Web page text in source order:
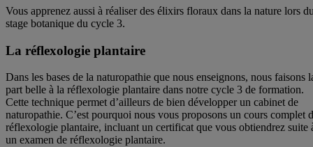
Vous apprenez aussi à réaliser des élixirs floraux dans la nature lors
stage botanique du cycle 3.
La réflexologie plantaire
Dans les bases de la naturopathie que nous enseignons, nous faisons
part belle à la réflexologie plantaire dans notre cycle 3 de formation.
Cette technique permet d’ailleurs de bien développer un cabinet de
naturopathie. C’est pourquoi nous vous proposons un cours complet
réflexologie plantaire, incluant un certificat que vous obtiendrez suite
un examen de réflexologie plantaire.